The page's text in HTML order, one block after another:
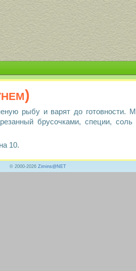
рыбу и варят до готовности.
брусочками, специи,
10.
© 2000-2026 Zimins@NET